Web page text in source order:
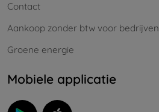
Contact
Aankoop zonder btw voor bedrijven
Groene energie
Mobiele applicatie